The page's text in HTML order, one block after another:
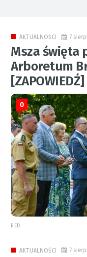
AKTUALNOŚCI 7
Msza święta
Arboretum
[ZAPOWIEDŹ]
0
RED.
AKTUALNOŚCI 7